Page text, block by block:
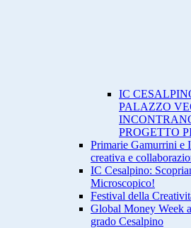
IC
PALAZZO
PROGETTO
Primarie Gamurrini e
creativa e
IC Cesalpino:
Microscopico!
Festival della
Global Money Week
grado Cesalpino